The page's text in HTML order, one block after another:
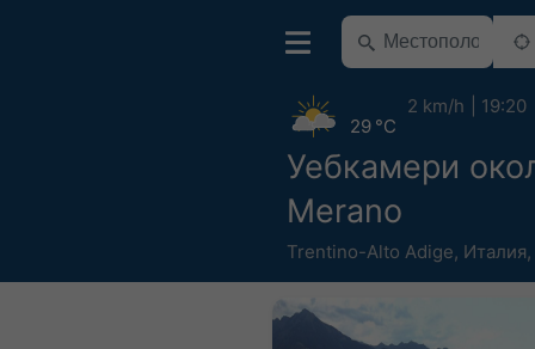
Уебкамери
Merano
Trentino-Alto Adige, Италия,
29 °C
2 km/h 19:20